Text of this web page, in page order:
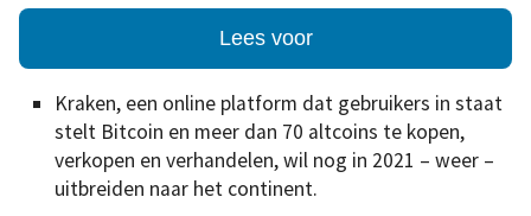
Lees voor
Kraken, een online platform dat gebruikers in staat
stelt Bitcoin en meer dan 70 altcoins te kopen,
verkopen en verhandelen, wil nog in 2021 – weer –
uitbreiden naar het continent.